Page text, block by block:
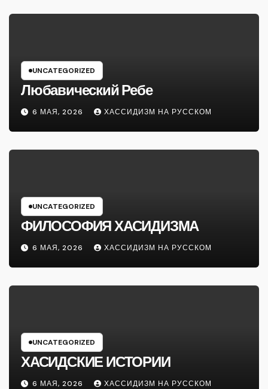
UNCATEGORIZED
Любавический Ребе
6 МАЯ, 2026 ХАССИДИЗМ НА РУССКОМ
UNCATEGORIZED
ФИЛОСОФИЯ ХАСИДИЗМА
6 МАЯ, 2026 ХАССИДИЗМ НА РУССКОМ
UNCATEGORIZED
ХАСИДСКИЕ ИСТОРИИ
6 МАЯ, 2026 ХАССИДИЗМ НА РУССКОМ